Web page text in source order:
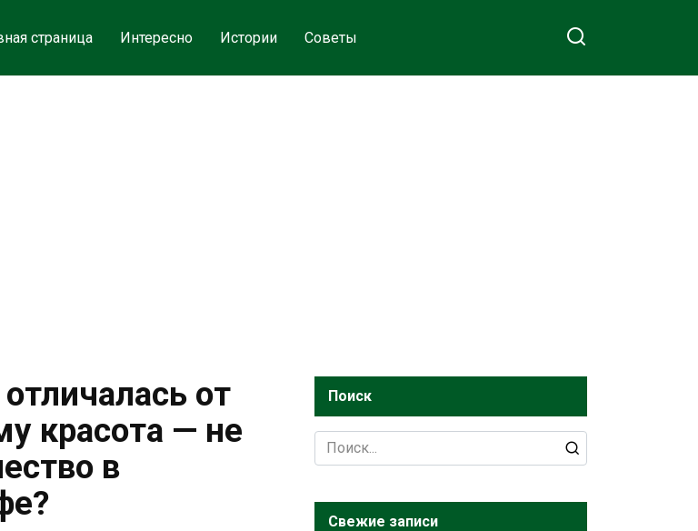
страница Интересно Истории Советы
от
красота — не
в
Поиск
Search
for:
Свежие записи